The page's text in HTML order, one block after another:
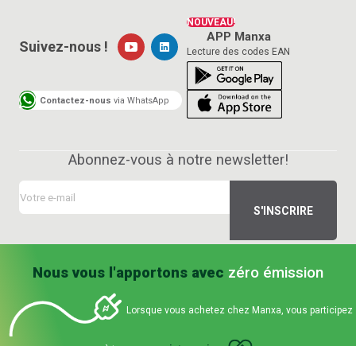
NOUVEAU!
APP Manxa
Lecture des codes EAN
Suivez-nous !
Contactez-nous via WhatsApp
Abonnez-vous à notre newsletter!
Nous vous l'apportons avec zéro émission
Lorsque vous achetez chez Manxa, vous participez